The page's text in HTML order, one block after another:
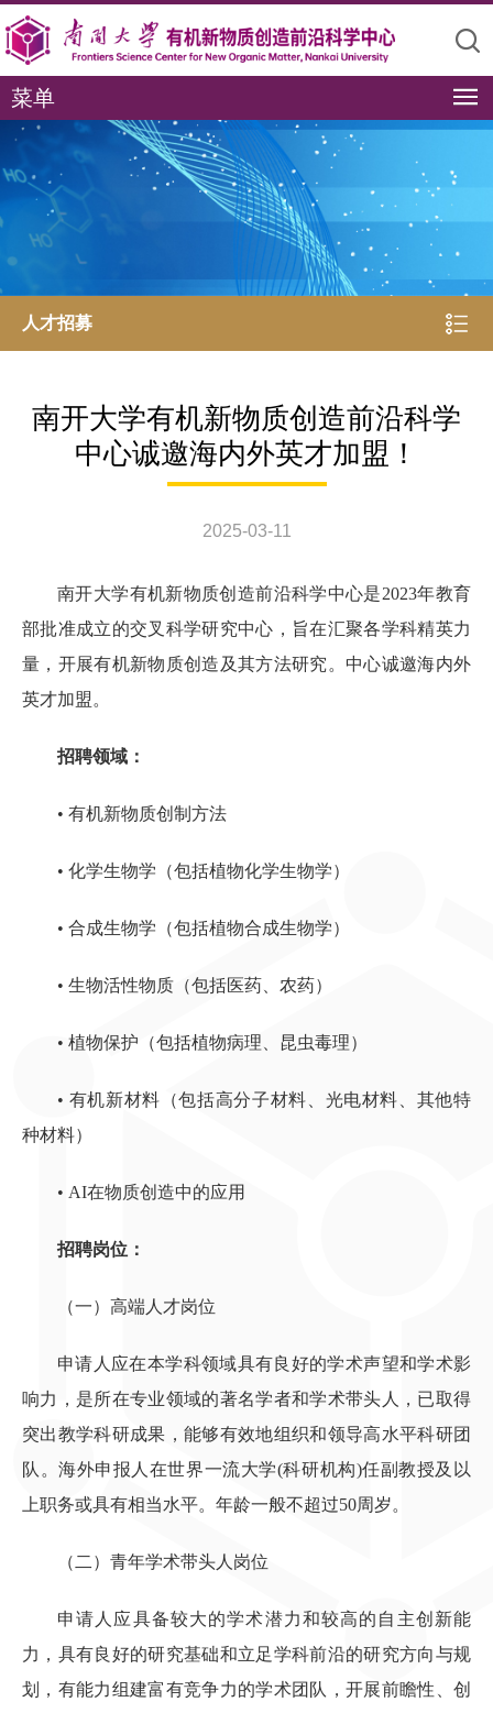
菜单
人才招募
南开大学有机新物质创造前沿科学
中心诚邀海内外英才加盟！
2025-03-11
南开大学有机新物质创造前沿科学中心是2023年教育
部批准成立的交叉科学研究中心 ，旨在汇聚各学科精英力
量，开展有机新物质创造及其方法研究。中心诚邀海内外
英才加盟。
招聘领域：
• 有机新物质创制方法
• 化学生物学（包括植物化学生物学）
• 合成生物学（包括植物合成生物学）
• 生物活性物质（包括医药、农药）
• 植物保护（包括植物病理、昆虫毒理）
• 有机新材料（包括高分子材料、光电材料、其他特
种材料）
• AI在物质创造中的应用
招聘岗位：
（一）高端人才岗位
申请人应在本学科领域具有良好的学术声望和学术影
响力，是所在专业领域的著名学者和学术带头人，已取得
突出教学科研成果，能够有效地组织和领导高水平科研团
队。海外申报人在世界一流大学(科研机构)任副教授及以
上职务或具有相当水平。年龄一般不超过50周岁。
（二）青年学术带头人岗位
申请人应具备较大的学术潜力和较高的自主创新能
力，具有良好的研究基础和立足学科前沿的研究方向与规
划，有能力组建富有竞争力的学术团队，开展前瞻性、创